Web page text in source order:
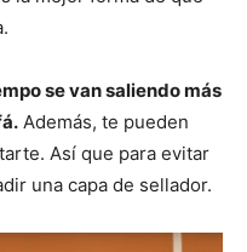
se van saliendo más
Además, te pueden
Así que para evitar
una capa de sellador.